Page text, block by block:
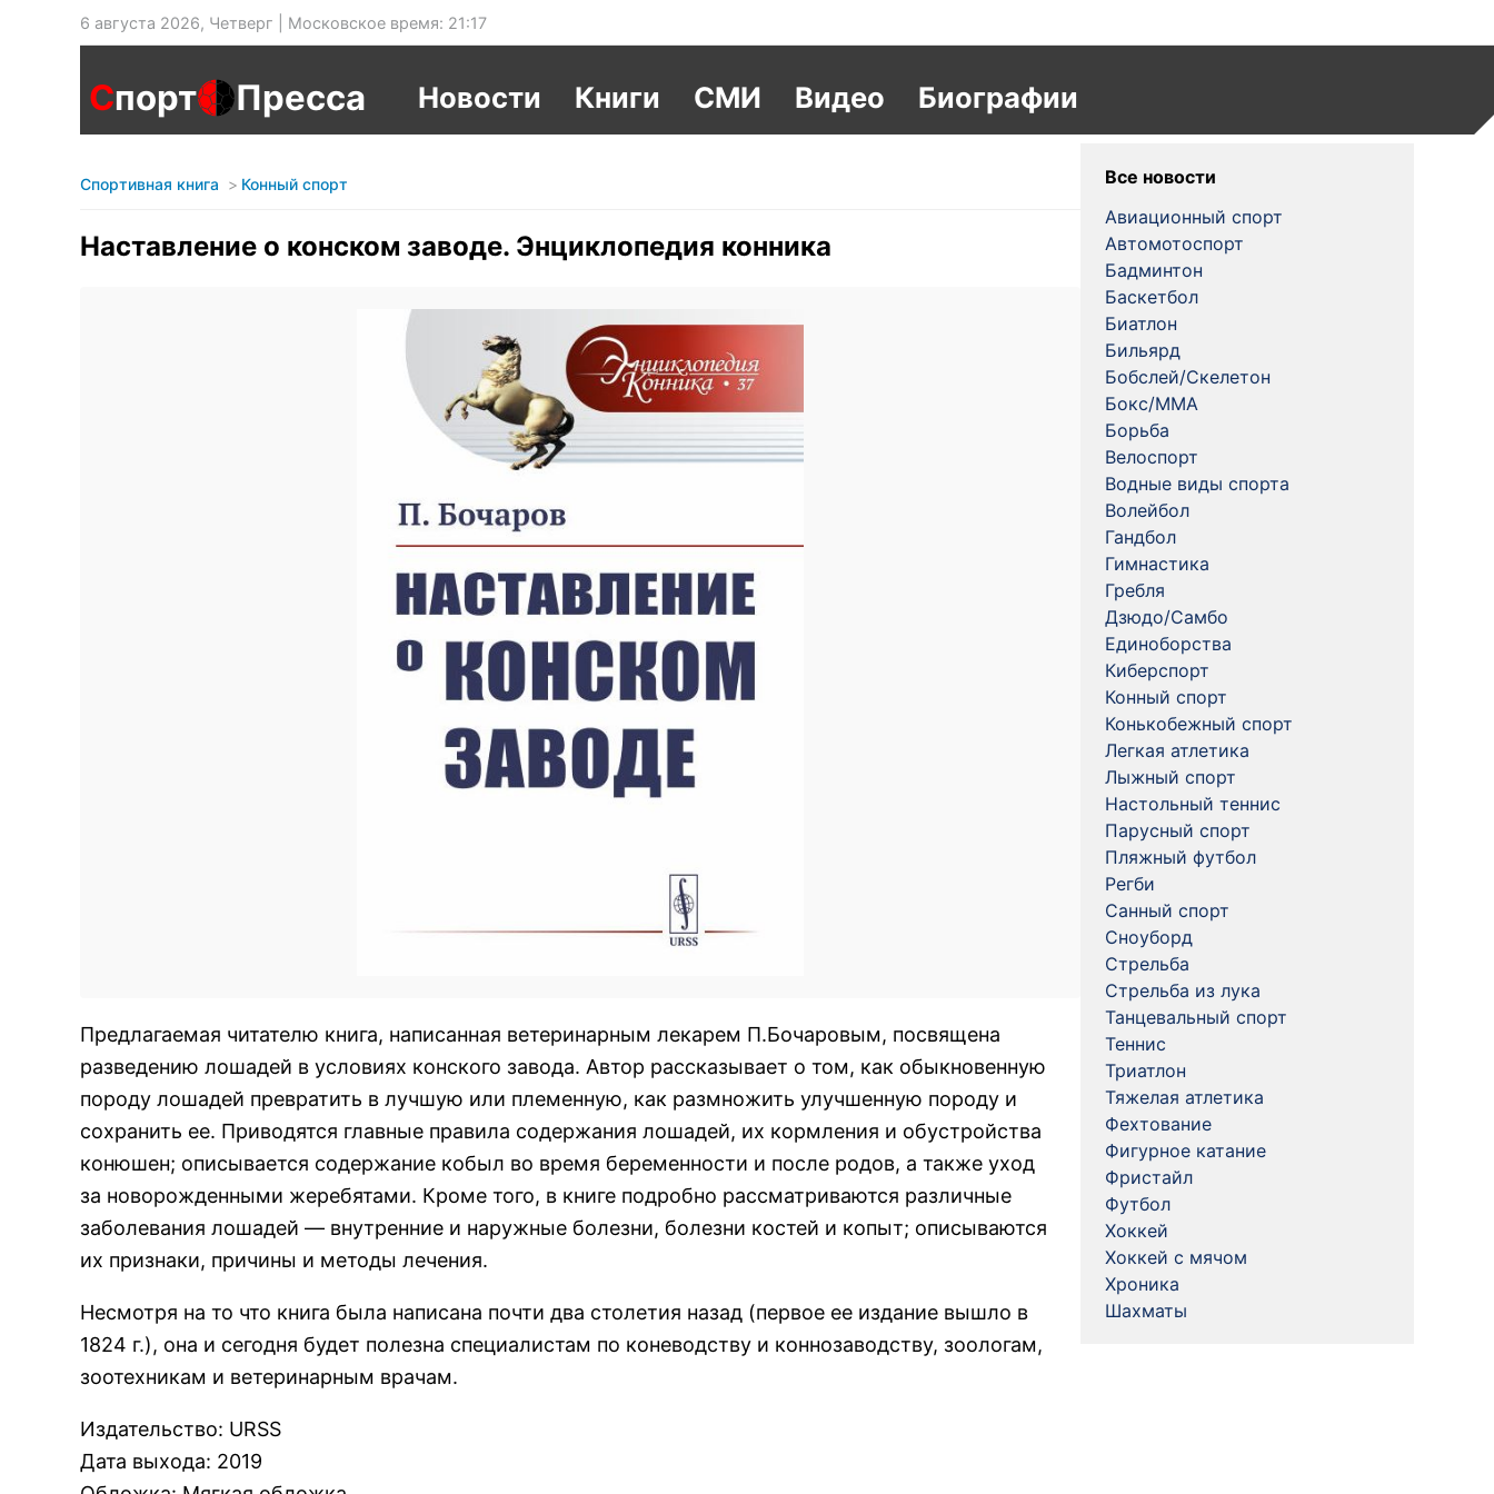
6 августа 2026, Четверг | Московское время: 21:17
Спорт Пресса Новости Книги СМИ Видео Биографии
Спортивная книга Конный спорт
Наставление о конском заводе. Энциклопедия конника
Предлагаемая читателю книга, написанная ветеринарным лекарем П.Бочаровым, посвящена
разведению лошадей в условиях конского завода. Автор рассказывает о том, как обыкновенную
породу лошадей превратить в лучшую или племенную, как размножить улучшенную породу и
сохранить ее. Приводятся главные правила содержания лошадей, их кормления и обустройства
конюшен; описывается содержание кобыл во время беременности и после родов, а также уход
за новорожденными жеребятами. Кроме того, в книге подробно рассматриваются различные
заболевания лошадей — внутренние и наружные болезни, болезни костей и копыт; описываются
их признаки, причины и методы лечения.
Несмотря на то что книга была написана почти два cтолетия назад (первое ее издание вышло в
1824 г.), она и сегодня будет полезна специалистам по коневодству и коннозаводству, зоологам,
зоотехникам и ветеринарным врачам.
Издательство: URSS
Дата выхода: 2019
Все новости
Авиационный спорт
Автомотоспорт
Бадминтон
Баскетбол
Биатлон
Бильярд
Бобслей/Скелетон
Бокс/MMA
Борьба
Велоспорт
Водные виды спорта
Волейбол
Гандбол
Гимнастика
Гребля
Дзюдо/Самбо
Единоборства
Киберспорт
Конный спорт
Конькобежный спорт
Легкая атлетика
Лыжный спорт
Настольный теннис
Парусный спорт
Пляжный футбол
Регби
Санный спорт
Сноуборд
Стрельба
Стрельба из лука
Танцевальный спорт
Теннис
Триатлон
Тяжелая атлетика
Фехтование
Фигурное катание
Фристайл
Футбол
Хоккей
Хоккей с мячом
Хроника
Шахматы